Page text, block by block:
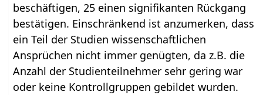
beschäftigen, 25 einen signifikanten Rückgang
bestätigen. Einschränkend ist anzumerken, dass
ein Teil der Studien wissenschaftlichen
Ansprüchen nicht immer genügten, da z.B. die
Anzahl der Studienteilnehmer sehr gering war
oder keine Kontrollgruppen gebildet wurden.